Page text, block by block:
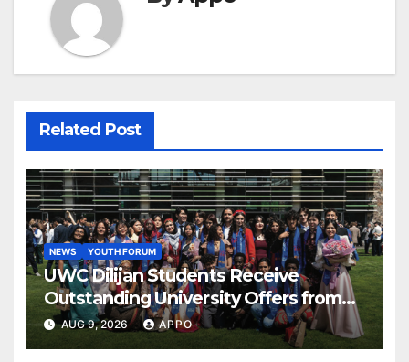
Related Post
NEWS YOUTH FORUM
UWC Dilijan Students Receive
Outstanding University Offers from
the World’s Leading Institutions
AUG 9, 2026 APPO